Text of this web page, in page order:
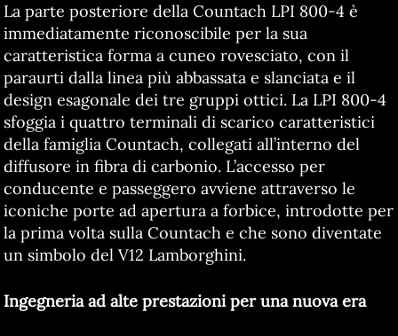
La parte posteriore della Countach LPI 800-4 è
immediatamente riconoscibile per la sua
caratteristica forma a cuneo rovesciato, con il
paraurti dalla linea più abbassata e slanciata e il
design esagonale dei tre gruppi ottici. La LPI 800-4
sfoggia i quattro terminali di scarico caratteristici
della famiglia Countach, collegati all’interno del
diffusore in fibra di carbonio. L’accesso per
conducente e passeggero avviene attraverso le
iconiche porte ad apertura a forbice, introdotte per
la prima volta sulla Countach e che sono diventate
un simbolo del V12 Lamborghini.
Ingegneria ad alte prestazioni per una nuova era